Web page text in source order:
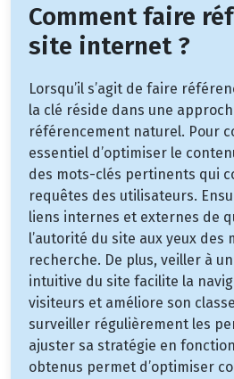
Comment faire
site internet ?
Lorsqu’il s’agit de faire
la clé réside dans une
référencement naturel. Pour
essentiel d’optimiser le
des mots-clés pertinents qui
requêtes des utilisateurs.
liens internes et externes de
l’autorité du site aux yeux des
recherche. De plus, veiller à
intuitive du site facilite la
visiteurs et améliore son
surveiller régulièrement les
ajuster sa stratégie en
obtenus permet d’optimiser